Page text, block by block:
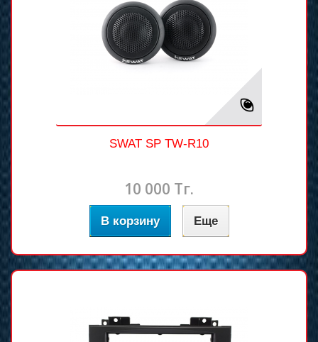
SWAT SP TW-R10
10 000 Тг.
В корзину Еще